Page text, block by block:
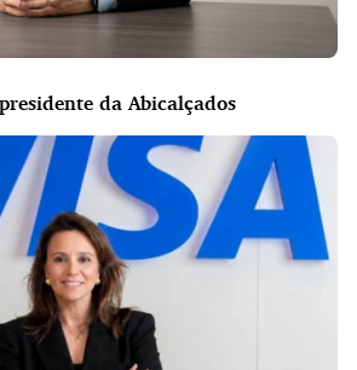
da Abicalçados